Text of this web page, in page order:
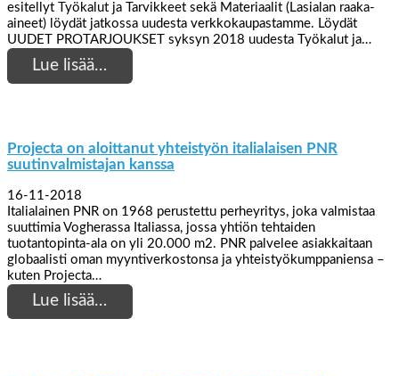
esitellyt Työkalut ja Tarvikkeet sekä Materiaalit (Lasialan raaka-
aineet) löydät jatkossa uudesta verkkokaupastamme. Löydät
UUDET PROTARJOUKSET syksyn 2018 uudesta Työkalut ja…
Lue lisää…
Projecta on aloittanut yhteistyön italialaisen PNR
suutinvalmistajan kanssa
16-11-2018
Italialainen PNR on 1968 perustettu perheyritys, joka valmistaa
suuttimia Vogherassa Italiassa, jossa yhtiön tehtaiden
tuotantopinta-ala on yli 20.000 m2. PNR palvelee asiakkaitaan
globaalisti oman myyntiverkostonsa ja yhteistyökumppaniensa –
kuten Projecta…
Lue lisää…